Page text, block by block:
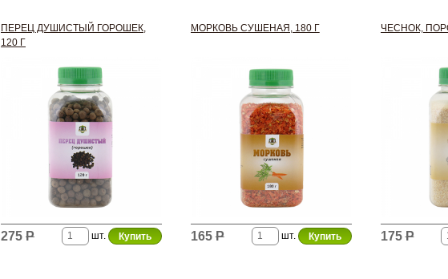
ПЕРЕЦ ДУШИСТЫЙ ГОРОШЕК,
120 Г
шт.
275 Р
МОРКОВЬ СУШЕНАЯ, 180 Г
шт.
165Р
ЧЕСНОК,
175Р